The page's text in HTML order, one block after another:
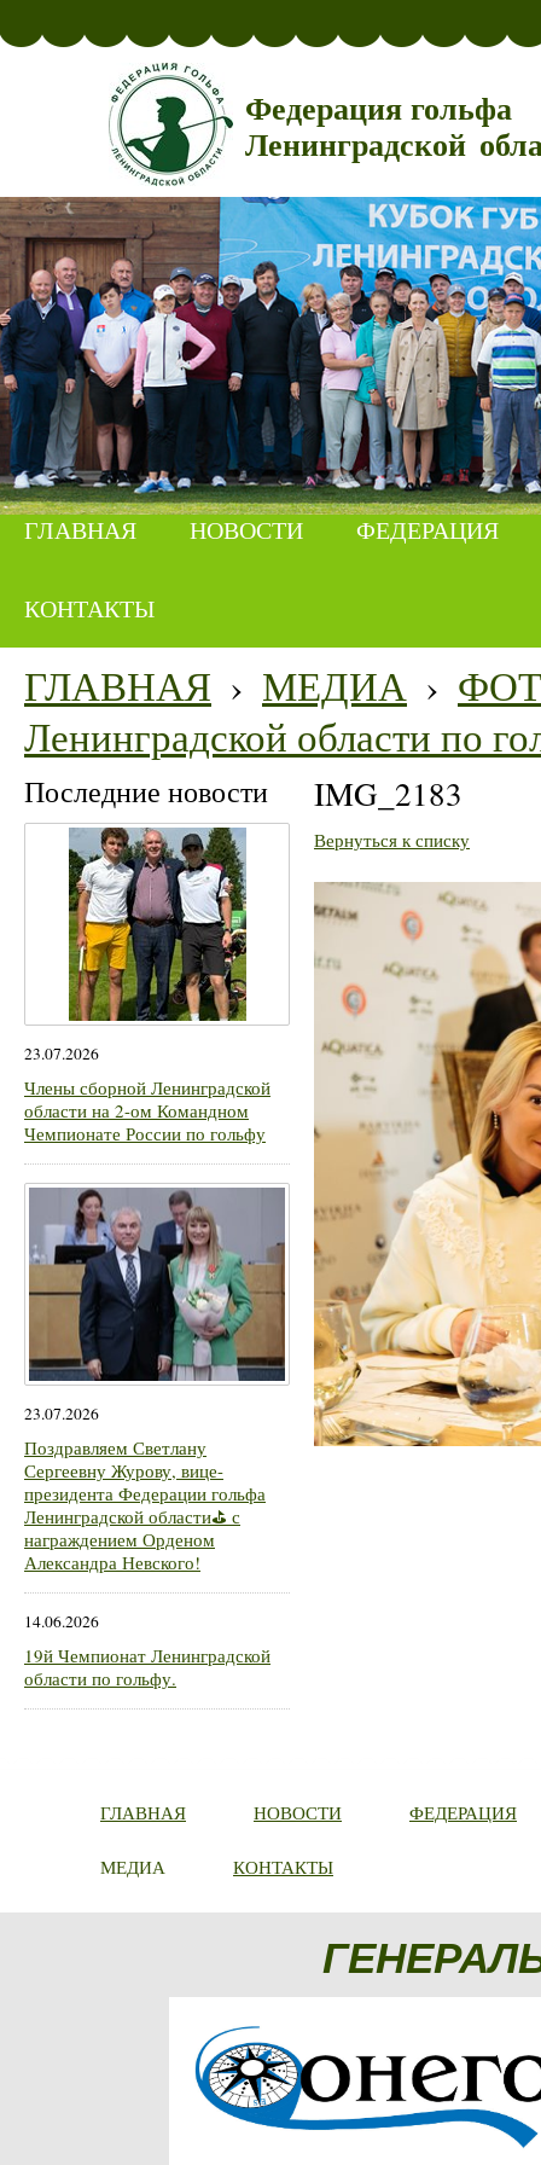
Федерация гольфа
Ленинградской
ГЛАВНАЯ НОВОСТИ ФЕДЕРАЦИЯ
КОНТАКТЫ
ГЛАВНАЯ › МЕДИА ›
Ленинградской области по
Последние новости
23.07.2026
Члены сборной Ленинградской
области на 2-ом Командном
Чемпионате России по гольфу
23.07.2026
Поздравляем Светлану
Сергеевну Журову, вице-
президента Федерации гольфа
Ленинградской области⛳ с
награждением Орденом
Александра Невского!
14.06.2026
19й Чемпионат Ленинградской
области по гольфу.
IMG_2183
Вернуться к списку
ГЛАВНАЯ НОВОСТИ ФЕДЕРАЦИЯ
МЕДИА КОНТАКТЫ